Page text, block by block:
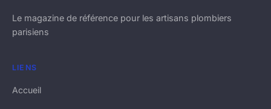
Le magazine de référence pour les artisans plombiers
parisiens
LIENS
Accueil